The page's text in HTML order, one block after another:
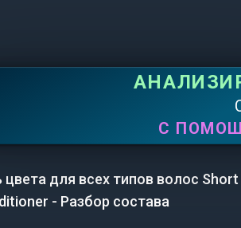
С
цвета для всех типов волос Short
- Разбор состава